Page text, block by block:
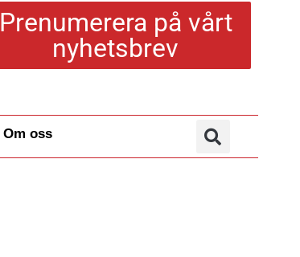
Prenumerera på vårt
nyhetsbrev
Om oss